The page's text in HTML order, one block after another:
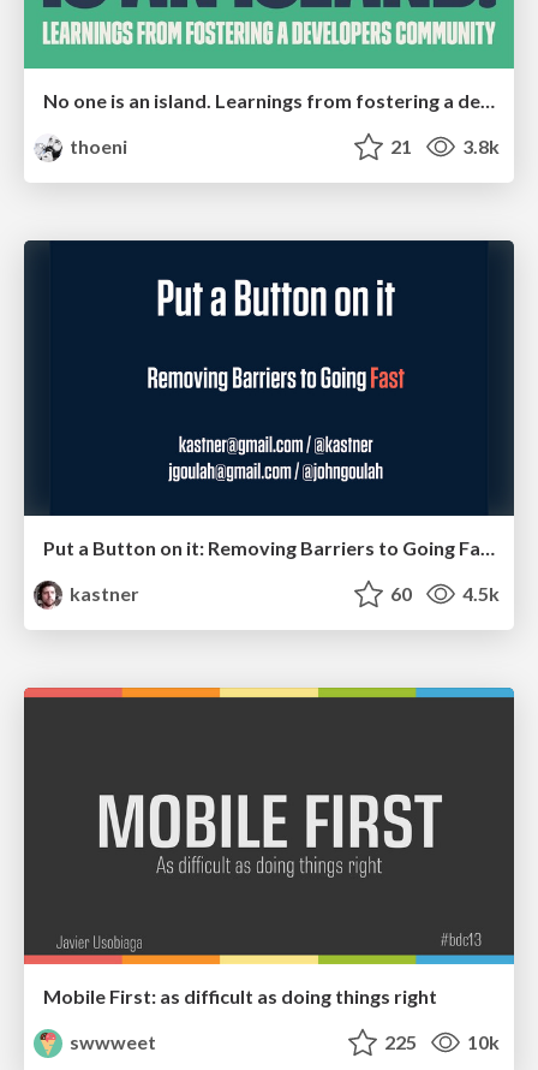
No one is an island. Learnings from fostering a developers community.
thoeni
21 3.8k
Put a Button on it: Removing Barriers to Going Fast.
kastner
60 4.5k
Mobile First: as difficult as doing things right
swwweet
225 10k